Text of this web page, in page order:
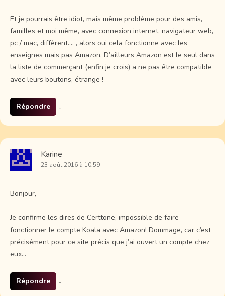
Et je pourrais être idiot, mais même problème pour des amis,
familles et moi même, avec connexion internet, navigateur web,
pc / mac, diffèrent…. , alors oui cela fonctionne avec les
enseignes mais pas Amazon. D’ailleurs Amazon est le seul dans
la liste de commerçant (enfin je crois) a ne pas être compatible
avec leurs boutons, étrange !
Répondre ↓
Karine
23 août 2016 à 10:59
Bonjour,
Je confirme les dires de Certtone, impossible de faire
fonctionner le compte Koala avec Amazon! Dommage, car c’est
précisément pour ce site précis que j’ai ouvert un compte chez
eux…
Répondre ↓